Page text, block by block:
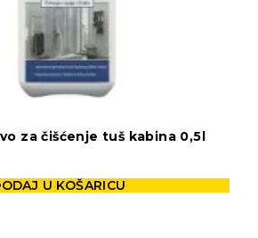
za čišćenje tuš kabina 0,5l
U KOŠARICU